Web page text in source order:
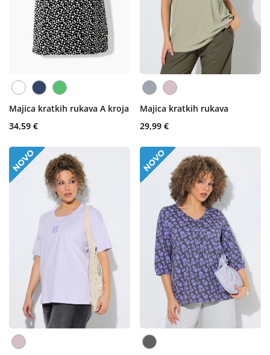
Majica kratkih rukava A kroja
34,59 €
Majica kratkih rukava
29,99 €